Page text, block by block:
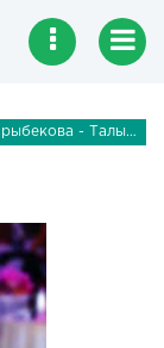
кыз менен Кобоктун айтышы